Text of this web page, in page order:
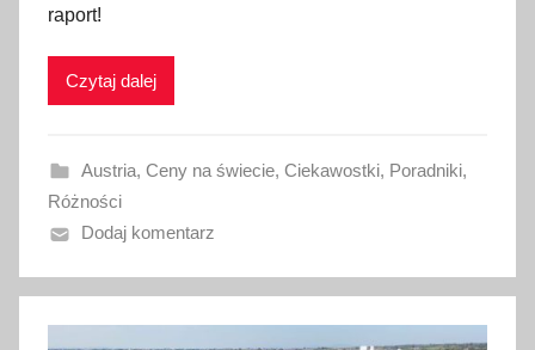
i
w
n
o
1
l
u
raport!
Czytaj dalej
Austria, Ceny na świecie, Ciekawostki, Poradniki,
Różności
Dodaj komentarz